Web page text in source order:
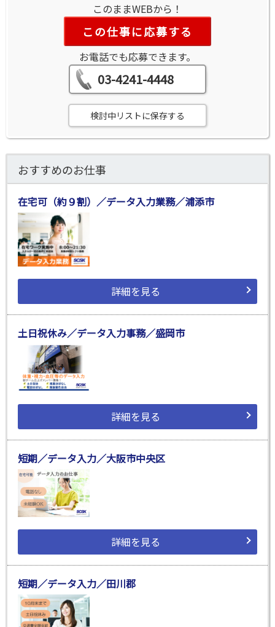
このままWEBから！
この仕事に応募する
お電話でも応募できます。
03-4241-4448
検討中リストに保存する
おすすめのお仕事
在宅可（約９割）／データ入力業務／浦添市
詳細を見る
土日祝休み／データ入力事務／盛岡市
詳細を見る
短期／データ入力／大阪市中央区
詳細を見る
短期／データ入力／田川郡